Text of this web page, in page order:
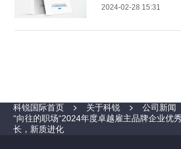
2024-02-28 15:31
科锐国际首页 关于科锐 公司新闻
“向往的职场“2024年度卓越雇主品牌企业优
长，新质进化